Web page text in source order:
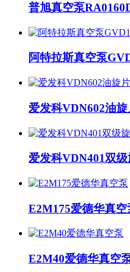
普旭真空泵
阿特拉斯真空泵
爱发科VDN602油
爱发科VDN401双
E2M175爱德华真空
E2M40爱德华真空